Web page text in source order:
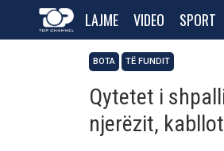
LAJME VIDEO SPORT
BOTA TË FUNDIT
Qytetet i
njerëzit,